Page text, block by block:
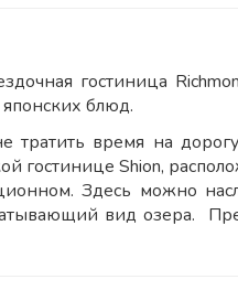
гостиница
блюд.
тратить время на
гостинице Shion,
Здесь можно
вид озера.